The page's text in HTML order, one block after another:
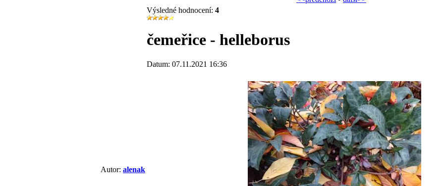
Autor: alenak
Výsledné hodnocení: 4
čemeřice - helleborus
Datum: 07.11.2021 16:36